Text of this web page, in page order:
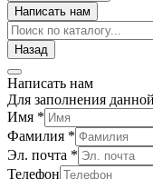
Написать нам
Назад
Написать нам
Для заполнения
Имя *
Фамилия *
Эл. почта *
Телефон